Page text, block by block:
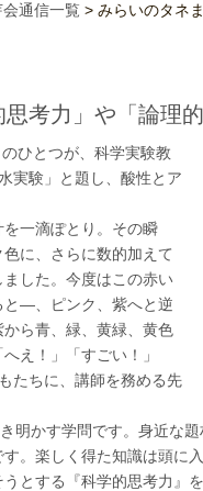
会通信一覧 > みらいのタネ
考力」や「論理
ひとつが、科学実験教
実験」と題し、酸性とア
一滴ぽとり。その瞬
に、さらに数的加えて
した。今度はこの赤い
と―、ピンク、紫へと逆
ら青、緑、黄緑、黄色
え！」「すごい！」
たちに、講師を務める先
明かす学問です。身近な
。楽しく得た知識は頭に
とする『科学的思考力』を